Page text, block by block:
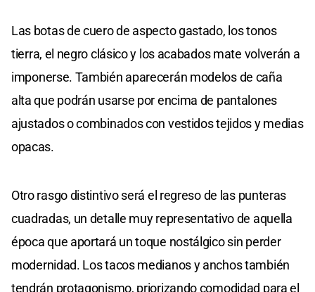
Las botas de cuero de aspecto gastado, los tonos
tierra, el negro clásico y los acabados mate volverán a
imponerse. También aparecerán modelos de caña
alta que podrán usarse por encima de pantalones
ajustados o combinados con vestidos tejidos y medias
opacas.
Otro rasgo distintivo será el regreso de las punteras
cuadradas, un detalle muy representativo de aquella
época que aportará un toque nostálgico sin perder
modernidad. Los tacos medianos y anchos también
tendrán protagonismo, priorizando comodidad para el